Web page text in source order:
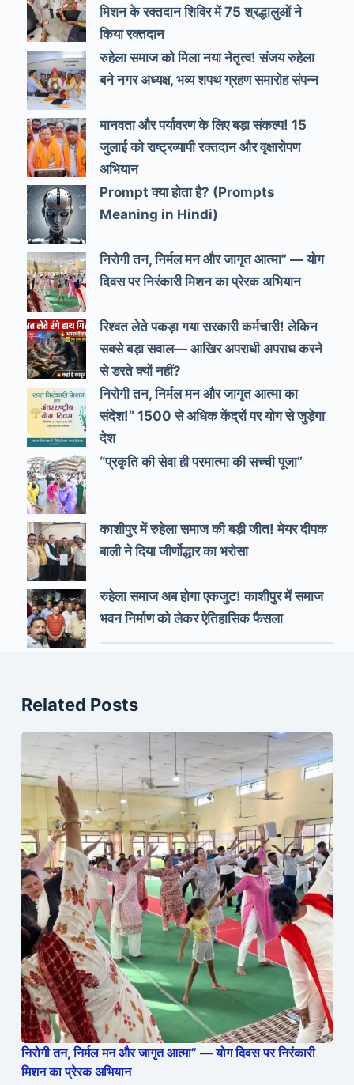
मिशन के रक्तदान शिविर में 75 श्रद्धालुओं ने
किया रक्तदान
रुहेला समाज को मिला नया नेतृत्व! संजय रुहेला
बने नगर अध्यक्ष, भव्य शपथ ग्रहण समारोह संपन्न
मानवता और पर्यावरण के लिए बड़ा संकल्प! 15
जुलाई को राष्ट्रव्यापी रक्तदान और वृक्षारोपण
अभियान
Prompt क्या होता है? (Prompts
Meaning in Hindi)
निरोगी तन, निर्मल मन और जागृत आत्मा” — योग
दिवस पर निरंकारी मिशन का प्रेरक अभियान
रिश्वत लेते पकड़ा गया सरकारी कर्मचारी! लेकिन
सबसे बड़ा सवाल— आखिर अपराधी अपराध करने
से डरते क्यों नहीं?
निरोगी तन, निर्मल मन और जागृत आत्मा का
संदेश!” 1500 से अधिक केंद्रों पर योग से जुड़ेगा
देश
“प्रकृति की सेवा ही परमात्मा की सच्ची पूजा”
काशीपुर में रुहेला समाज की बड़ी जीत! मेयर दीपक
बाली ने दिया जीर्णोद्धार का भरोसा
रुहेला समाज अब होगा एकजुट! काशीपुर में समाज
भवन निर्माण को लेकर ऐतिहासिक फैसला
Related Posts
निरोगी तन, निर्मल मन और जागृत आत्मा” — योग दिवस पर निरंकारी
मिशन का प्रेरक अभियान